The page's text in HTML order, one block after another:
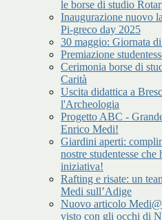
le borse di studio
Inaugurazione nuovo
Pi-greco day 2025
30 maggio: Giornata
Premiazione
Cerimonia borse di
Carità
Uscita didattica a
l'Archeologia
Progetto ABC -
Enrico Medi!
Giardini aperti:
nostre studentesse
iniziativa!
Rafting e risate: un
Medi sull’Adige
Nuovo articolo
visto con gli occhi di